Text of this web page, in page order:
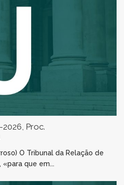
Proc.
O Tribunal da Relação de
«para que em...